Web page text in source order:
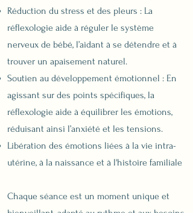
Réduction du stress et des pleurs : La
réflexologie aide à réguler le système
nerveux de bébé, l’aidant à se détendre et à
trouver un apaisement naturel.
Soutien au développement émotionnel : En
agissant sur des points spécifiques, la
réflexologie aide à équilibrer les émotions,
réduisant ainsi l’anxiété et les tensions.
Libération des émotions liées à la vie intra-
utérine, à la naissance et à l'histoire familiale
Chaque séance est un moment unique et